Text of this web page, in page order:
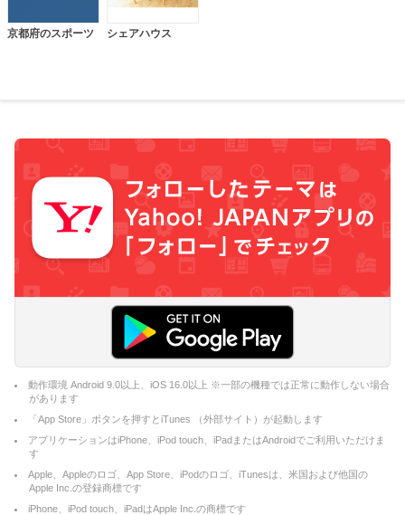
京都府のスポーツ シェアハウス
動作環境 Android 9.0以上、iOS 16.0以上 ※一部の機種では正常に動作しない場合
があります
「App Store」ボタンを押すとiTunes （外部サイト）が起動します
アプリケーションはiPhone、iPod touch、iPadまたはAndroidでご利用いただけま
す
Apple、Appleのロゴ、App Store、iPodのロゴ、iTunesは、米国および他国の
Apple Inc.の登録商標です
iPhone、iPod touch、iPadはApple Inc.の商標です